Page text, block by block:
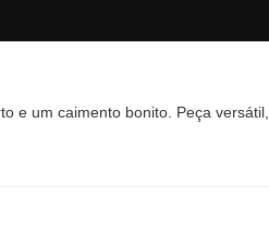
e um caimento bonito. Peça